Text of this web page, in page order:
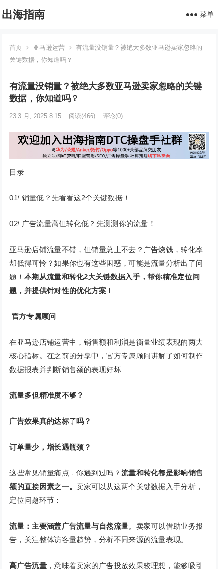
出海指南 菜单
首页 亚马逊运营
有流量没销量？被绝大多数亚马逊卖家忽略的
关键数据，你知道吗？
有流量没销量？被绝大多数亚马逊卖家忽略的关键
数据，你知道吗？
23 3 月, 2025 8:15 阅读(466) 评论(0)
目录
01/ 销量低？先看看这2个关键数据！
02/ 广告流量高但转化低？先测测你的流量！
亚马逊店铺流量不错，但销量总上不去？广告烧钱，转化率
却低得可怜？如果你也有这些困惑，可能是流量分析出了问
题！本期从流量和转化2大关键数据入手，帮你精准定位问
题，并提供针对性的优化方案！
官方专属顾问
在亚马逊店铺运营中，销售额和利润是衡量业绩表现的两大
核心指标。在之前的分享中，官方专属顾问讲解了如何制作
数据报表并判断销售额的表现好坏
流量多但精准度不够？
广告效果真的达标了吗？
订单量少，增长遇瓶颈？
这些常见销量痛点，你遇到过吗？ 流量和转化都是影响销售
额的直接因素之一。卖家可以从这两个关键数据入手分析，
定位问题环节：
流量： 主要涵盖广告流量与自然流量。卖家可以借助业务报
告，关注整体访客量趋势，分析不同来源的流量表现。
高广告流量，意味着卖家的广告投放效果较理想，能够吸引